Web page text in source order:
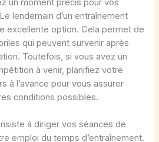
lendemain d’un entraînement
excellente option. Cela permet de
qui peuvent survenir après
Toutefois, si vous avez un
à venir, planifiez votre
à l’avance pour vous assurer
conditions possibles.
à diriger vos séances de
emploi du temps d’entraînement.